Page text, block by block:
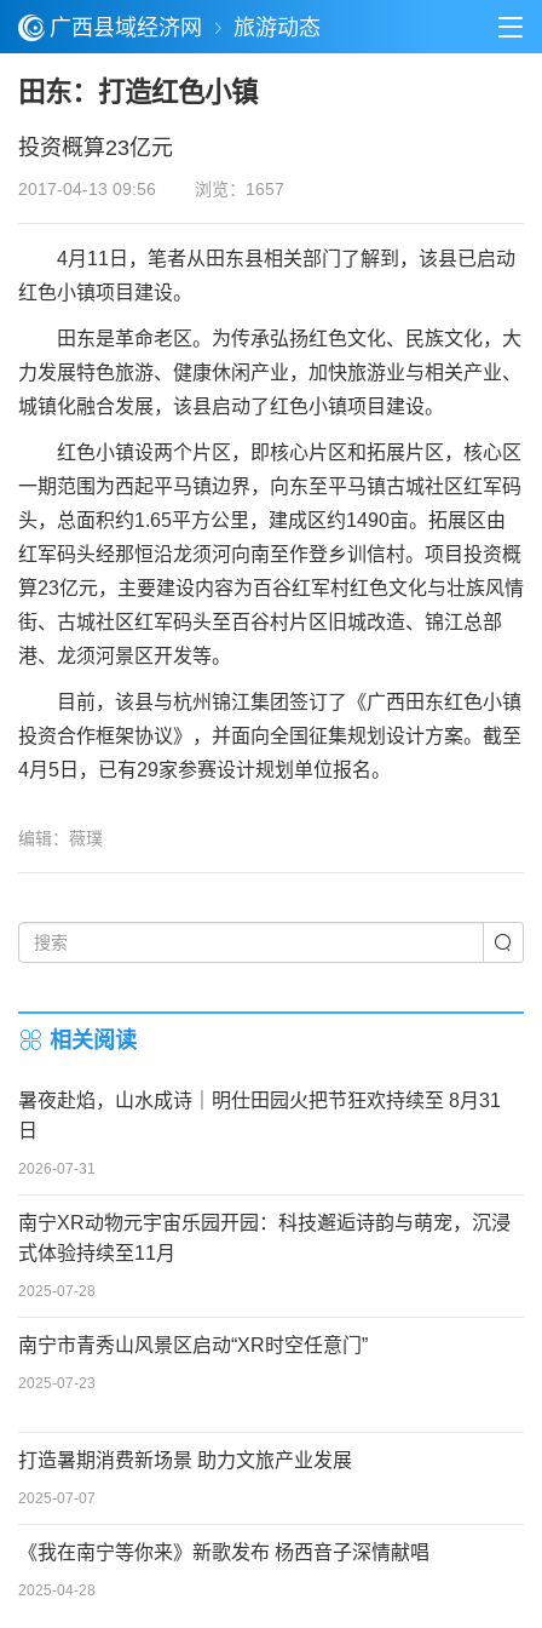
广西县域经济网 旅游动态
田东：打造红色小镇
投资概算23亿元
2017-04-13 09:56 浏览：1657
4月11日，笔者从田东县相关部门了解到，该县已启动
红色小镇项目建设。
田东是革命老区。为传承弘扬红色文化、民族文化，大
力发展特色旅游、健康休闲产业，加快旅游业与相关产业、
城镇化融合发展，该县启动了红色小镇项目建设。
红色小镇设两个片区，即核心片区和拓展片区，核心区
一期范围为西起平马镇边界，向东至平马镇古城社区红军码
头，总面积约1.65平方公里，建成区约1490亩。拓展区由
红军码头经那恒沿龙须河向南至作登乡训信村。项目投资概
算23亿元，主要建设内容为百谷红军村红色文化与壮族风情
街、古城社区红军码头至百谷村片区旧城改造、锦江总部
港、龙须河景区开发等。
目前，该县与杭州锦江集团签订了《广西田东红色小镇
投资合作框架协议》，并面向全国征集规划设计方案。截至
4月5日，已有29家参赛设计规划单位报名。
编辑：薇璞
相关阅读
暑夜赴焰，山水成诗｜明仕田园火把节狂欢持续至 8月31
日
2026-07-31
南宁XR动物元宇宙乐园开园：科技邂逅诗韵与萌宠，沉浸
式体验持续至11月
2025-07-28
南宁市青秀山风景区启动“XR时空任意门”
2025-07-23
打造暑期消费新场景 助力文旅产业发展
2025-07-07
《我在南宁等你来》新歌发布 杨西音子深情献唱
2025-04-28